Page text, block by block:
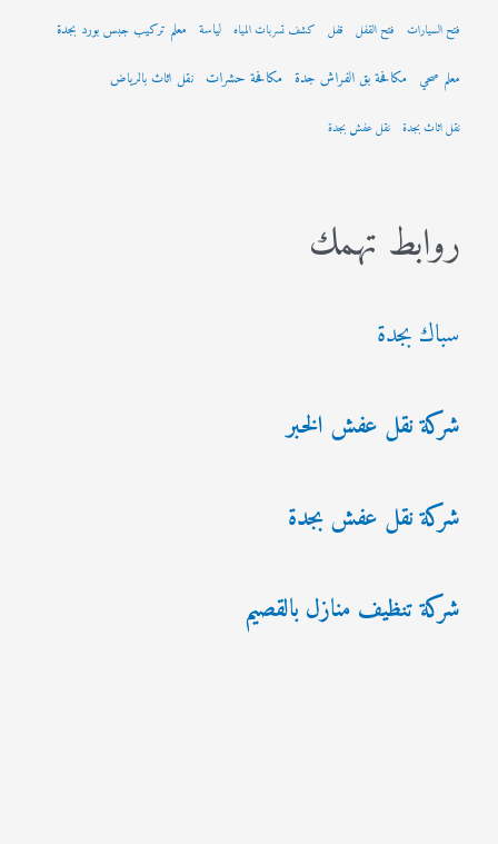
فتح السيارات فتح القفل قفل كشف تسربات المياه لياسة معلم تركيب جبس بورد بجدة
معلم صحي مكافحة بق الفراش جدة مكافحة حشرات نقل اثاث بالرياض
نقل اثاث بجدة نقل عفش بجدة
روابط تهمك
سباك بجدة
شركة نقل عفش الخبر
شركة نقل عفش بجدة
شركة تنظيف منازل بالقصيم